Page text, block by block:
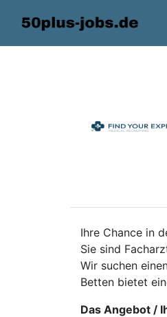
Ihre Chance in
Sie sind
Wir suchen
Betten bietet
Das Angebot /